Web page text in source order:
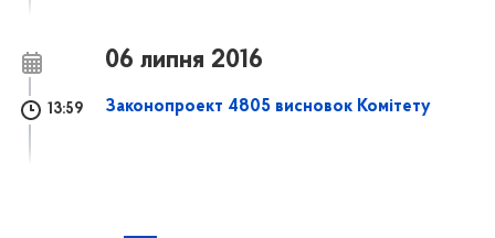
06 липня 2016
13:59 Законопроект 4805 висновок Комітету